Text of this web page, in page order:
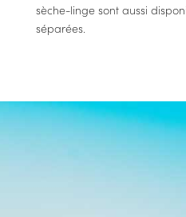
sèche-linge sont aussi
séparées.